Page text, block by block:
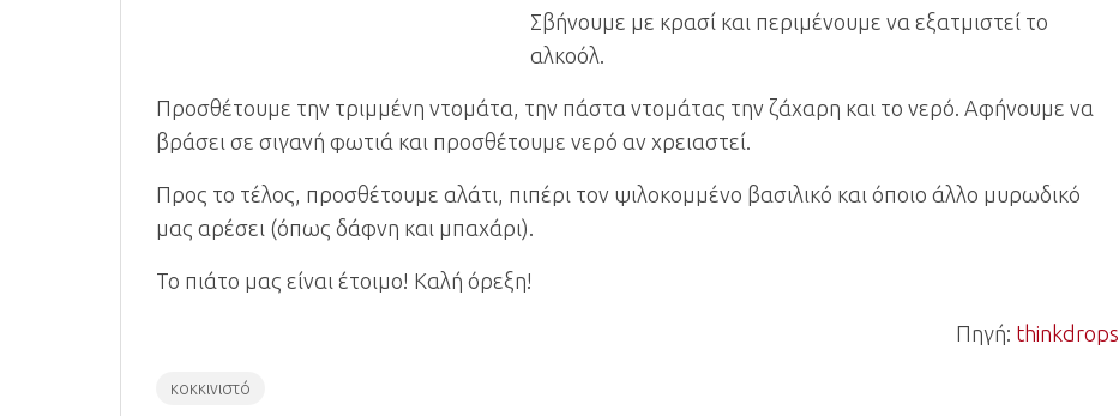
Σβήνουμε με κρασί και περιμένουμε να εξατμιστεί το
αλκοόλ.
Προσθέτουμε την τριμμένη ντομάτα, την πάστα ντομάτας την ζάχαρη και το νερό. Αφήνουμε να
βράσει σε σιγανή φωτιά και προσθέτουμε νερό αν χρειαστεί.
Προς το τέλος, προσθέτουμε αλάτι, πιπέρι τον ψιλοκομμένο βασιλικό και όποιο άλλο μυρωδικό
μας αρέσει (όπως δάφνη και μπαχάρι).
Το πιάτο μας είναι έτοιμο! Καλή όρεξη!
Πηγή: thinkdrops
κοκκινιστό